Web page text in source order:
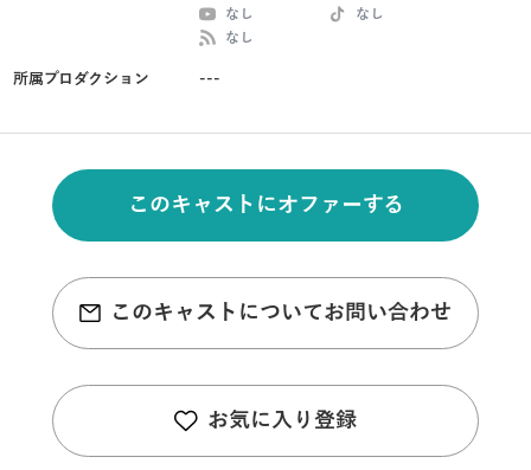
なし
なし
なし
所属プロダクション ---
このキャストにオファーする
このキャストについてお問い合わせ
お気に入り登録